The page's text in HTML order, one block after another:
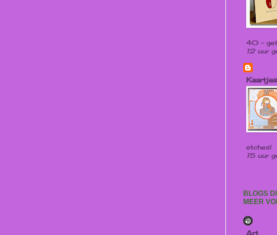
40 -
12 uur
Kaartjes
etches!
15 uur
BLOGS
MEER
Art